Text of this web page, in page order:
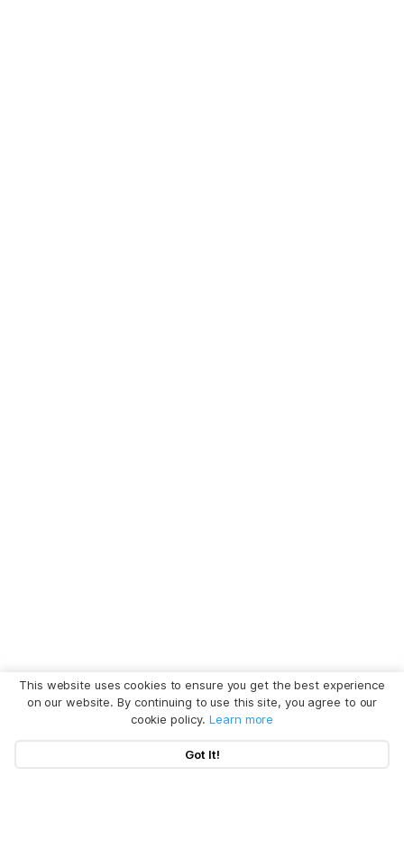
This website uses cookies to ensure you get the best experience
on our website. By continuing to use this site, you agree to our
cookie policy.Learn more
Got It!